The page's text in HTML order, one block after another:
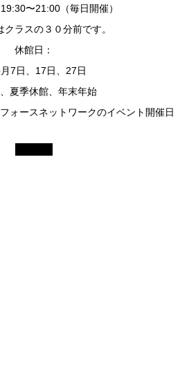
〜21:00（毎日開催）
クラスの３０分前です。
休館日：
月7日、17日、27日
、夏季休館、年末年始
ォースネットワークのイベント開催日